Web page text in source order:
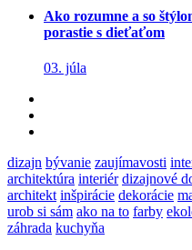
Ako rozumne a so
porastie s dieťaťom
03. júla
dizajn bývanie zaujímavosti
architektúra interiér dizajnové
architekt inšpirácie dekorácie
urob si sám ako na to farby
záhrada kuchyňa